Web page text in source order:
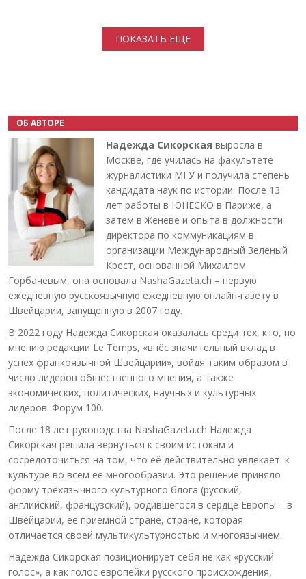
ПОКАЗАТЬ ЕЩЕ
ОБ АВТОРЕ
Надежда Сикорская выросла в
Москве, где училась на факультете
журналистики МГУ и получила степень
кандидата наук по истории. После 13
лет работы в ЮНЕСКО в Париже, а
затем в Женеве и опыта в должности
директора по коммуникациям в
организации Международный Зелёный
Крест, основанной Михаилом
Горбачёвым, она основала NashaGazeta.ch – первую
ежедневную русскоязычную ежедневную онлайн-газету в
Швейцарии, запущенную в 2007 году.
В 2022 году Надежда Сикорская оказалась среди тех, кто, по
мнению редакции Le Temps, «внёс значительный вклад в
успех франкоязычной Швейцарии», войдя таким образом в
число лидеров общественного мнения, а также
экономических, политических, научных и культурных
лидеров: Форум 100.
После 18 лет руководства NashaGazeta.ch Надежда
Сикорская решила вернуться к своим истокам и
сосредоточиться на том, что её действительно увлекает: к
культуре во всём её многообразии. Это решение приняло
форму трёхязычного культурного блога (русский,
английский, французский), родившегося в сердце Европы – в
Швейцарии, её приёмной стране, стране, которая
отличается своей мультикультурностью и многоязычием.
Надежда Сикорская позиционирует себя не как «русский
голос», а как голос европейки русского происхождения,